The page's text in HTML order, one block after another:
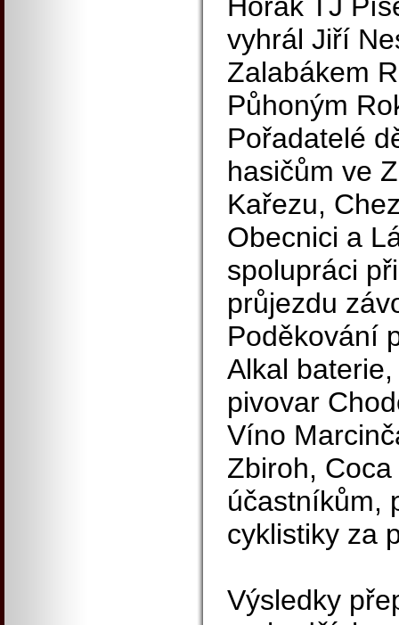
Horák TJ
vyhrál Jiří
Zalabákem
Půhoným
Pořadatelé
hasičům ve
Kařezu,
Obecnici a
spolupráci
průjezdu
Poděkování
Alkal
pivovar
Víno
Zbiroh,
účastníkům,
cyklistiky za
Výsledky